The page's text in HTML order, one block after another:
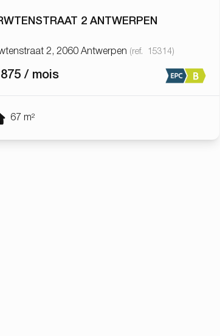
2 ANTWERPEN
2, 2060 Antwerpen (ref. 15314)
/ mois
67 m²